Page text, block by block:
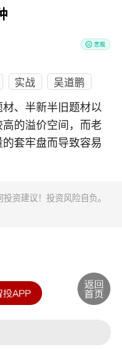
实战 吴道鹏
、半新半旧题材以
的溢价空间，而老
套牢盘而导致容易
资建议！投资风险自负。